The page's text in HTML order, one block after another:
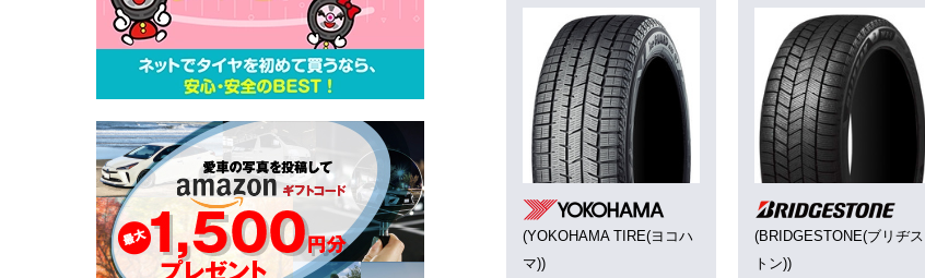
(YOKOHAMA TIRE(ヨコハ
マ))
(BRIDGESTONE(ブリヂス
トン))